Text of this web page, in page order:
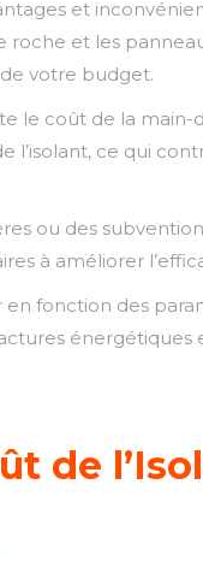
et
et les
votre budget.
coût de la main-
ce qui
ou des
à améliorer
fonction des
de